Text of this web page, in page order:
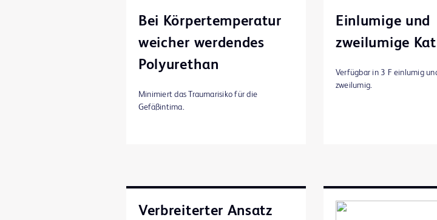
Bei Körpertemperatur
weicher werdendes
Polyurethan
Minimiert das Traumarisiko für die
Gefäßintima.
Einlumige und
zweilumige
Verfügbar in 3 F einlumig
zweilumig.
Verbreiterter Ansatz